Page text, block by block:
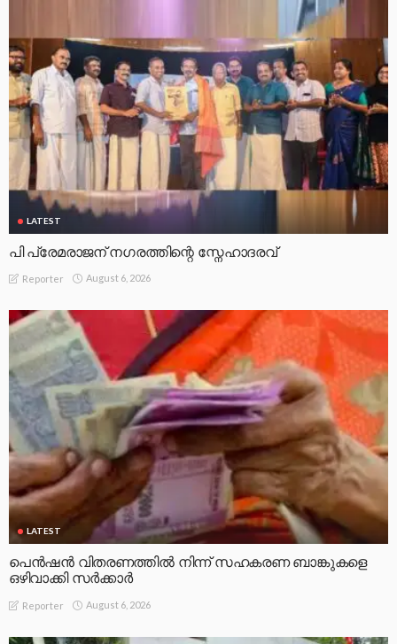
LATEST
പി പ്രേമരാജന് നഗരത്തിന്റെ സ്നേഹാദരവ്
Reporter August 6, 2026
LATEST
പെൻഷൻ വിതരണത്തിൽ നിന്ന് സഹകരണ ബാങ്കുകളെ
ഒഴിവാക്കി സർക്കാർ
Reporter August 6, 2026